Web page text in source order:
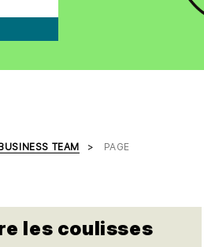
TEAM PAGE
les coulisses